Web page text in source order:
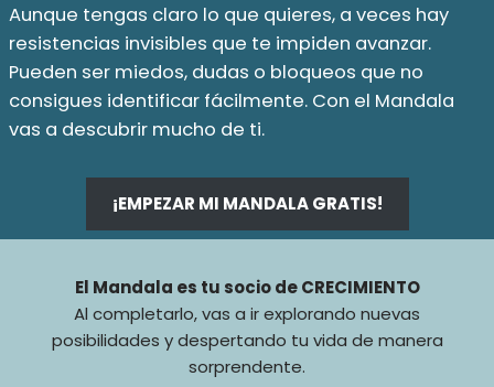
Aunque tengas claro lo que quieres, a veces hay
resistencias invisibles que te impiden avanzar.
Pueden ser miedos, dudas o bloqueos que no
consigues identificar fácilmente. Con el Mandala
vas a descubrir mucho de ti.
¡EMPEZAR MI MANDALA GRATIS!
El Mandala es tu socio de CRECIMIENTO
Al completarlo, vas a ir explorando nuevas
posibilidades y despertando tu vida de manera
sorprendente.